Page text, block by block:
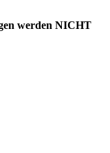
werden NICHT